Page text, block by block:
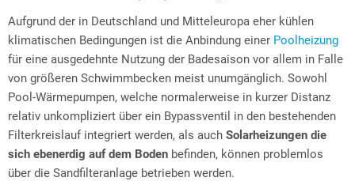
Aufgrund der in Deutschland und Mitteleuropa eher kühlen
klimatischen Bedingungen ist die Anbindung einer Poolheizung
für eine ausgedehnte Nutzung der Badesaison vor allem in Falle
von größeren Schwimmbecken meist unumgänglich. Sowohl
Pool-Wärmepumpen, welche normalerweise in kurzer Distanz
relativ unkompliziert über ein Bypassventil in den bestehenden
Filterkreislauf integriert werden, als auch Solarheizungen die
sich ebenerdig auf dem Boden befinden, können problemlos
über die Sandfilteranlage betrieben werden.